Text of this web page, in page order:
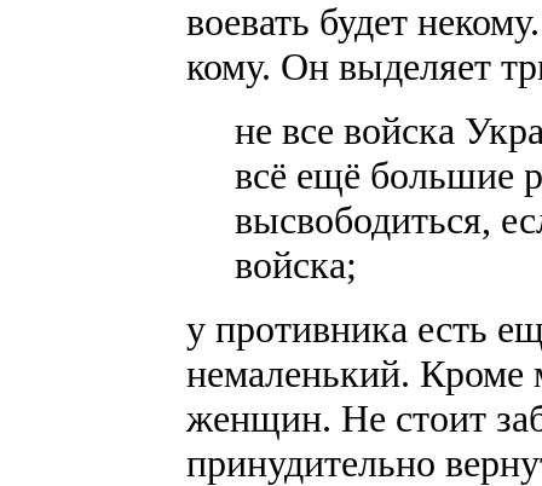
воевать будет
кому. Он выделяет
не все войска
всё ещё большие
высвободиться,
войска;
у противника есть
немаленький. Кроме
женщин. Не стоит
принудительно